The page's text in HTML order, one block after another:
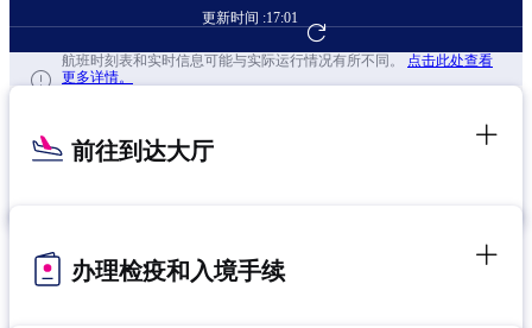
更新时间 :17:01
前往航班预订
航班时刻表和实时信息可能与实际运行情况有所不同。 点击此处查看
更多详情。
前往到达大厅
办理检疫和入境手续